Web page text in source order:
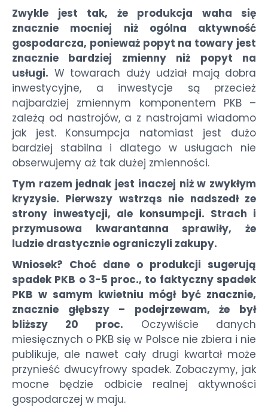
Zwykle jest tak, że produkcja waha się
znacznie mocniej niż ogólna aktywność
gospodarcza, ponieważ popyt na towary jest
znacznie bardziej zmienny niż popyt na
usługi. W towarach duży udział mają dobra
inwestycyjne, a inwestycje są przecież
najbardziej zmiennym komponentem PKB –
zależą od nastrojów, a z nastrojami wiadomo
jak jest. Konsumpcja natomiast jest dużo
bardziej stabilna i dlatego w usługach nie
obserwujemy aż tak dużej zmienności.
Tym razem jednak jest inaczej niż w zwykłym
kryzysie. Pierwszy wstrząs nie nadszedł ze
strony inwestycji, ale konsumpcji. Strach i
przymusowa kwarantanna sprawiły, że
ludzie drastycznie ograniczyli zakupy.
Wniosek? Choć dane o produkcji sugerują
spadek PKB o 3-5 proc., to faktyczny spadek
PKB w samym kwietniu mógł być znacznie,
znacznie głębszy – podejrzewam, że był
bliższy 20 proc. Oczywiście danych
miesięcznych o PKB się w Polsce nie zbiera i nie
publikuje, ale nawet cały drugi kwartał może
przynieść dwucyfrowy spadek. Zobaczymy, jak
mocne będzie odbicie realnej aktywności
gospodarczej w maju.